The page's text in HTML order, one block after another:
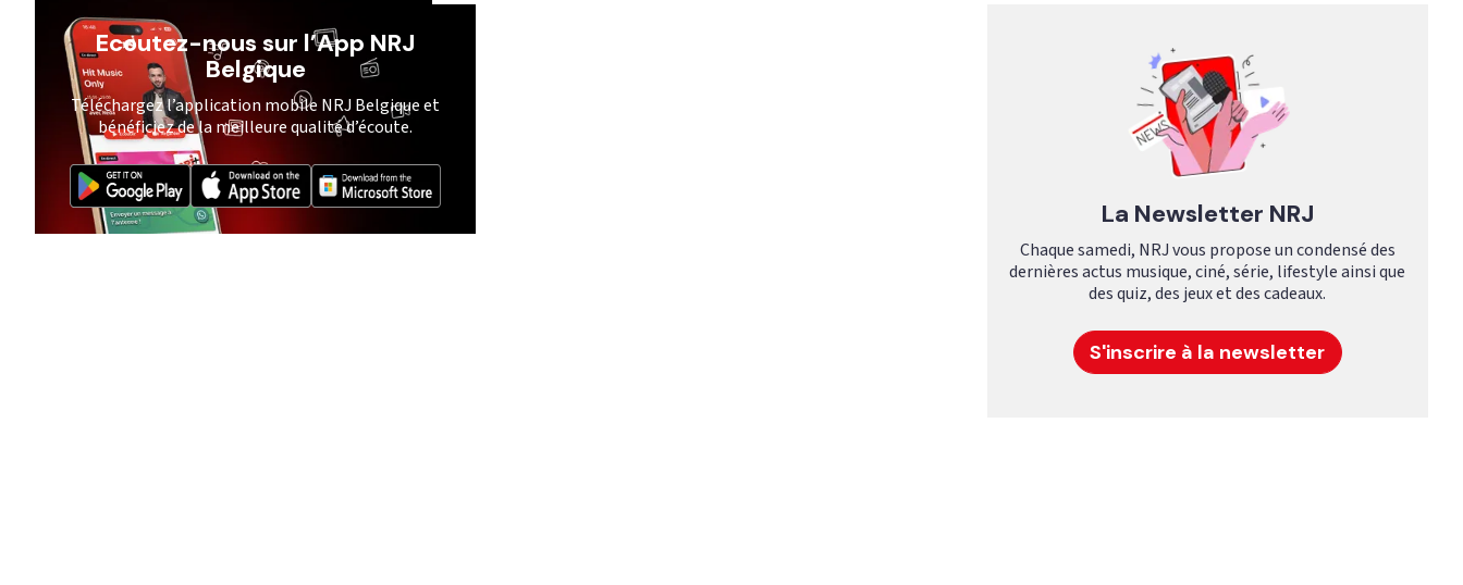
Ecoutez-nous sur l’App NRJ
Belgique
Téléchargez l’application mobile NRJ Belgique et
bénéficiez de la meilleure qualité d’écoute.
La Newsletter NRJ
Chaque samedi, NRJ vous propose un condensé des
dernières actus musique, ciné, série, lifestyle ainsi que
des quiz, des jeux et des cadeaux.
S'inscrire à la newsletter